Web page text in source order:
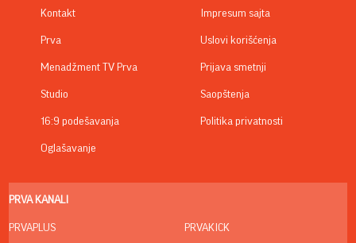
Kontakt
Prva
Menadžment TV Prva
Studio
16:9 podešavanja
Oglašavanje
Impresum sajta
Uslovi korišćenja
Prijava smetnji
Saopštenja
Politika privatnosti
PRVA KANALI
PRVAPLUS PRVAKICK